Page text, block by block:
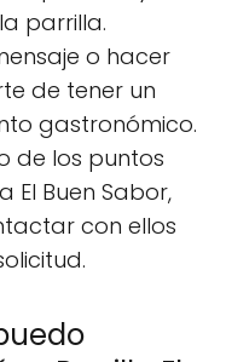
parrilla.
o hacer
de tener un
gastronómico.
de los puntos
El Buen Sabor,
con ellos